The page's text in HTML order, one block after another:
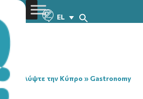
EL
Ανακαλύψτε την Κύπρο » Gastronomy